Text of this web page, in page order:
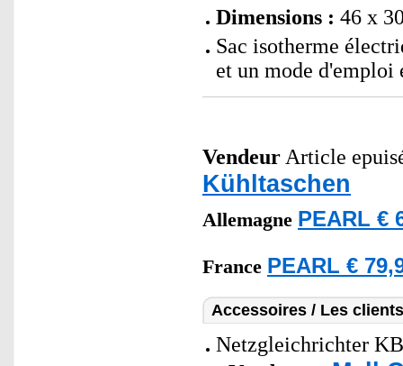
Dimensions : 46 x
Sac isotherme
et un mode d'emploi
Vendeur Article
Kühltaschen
Allemagne PEARL €
France PEARL €
Accessoires / Les
Netzgleichrichter